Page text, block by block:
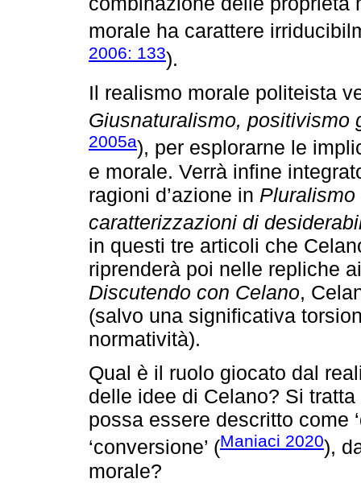
morale ha carattere
2006: 133).
Il realismo morale politeista
Giusnaturalismo, positivismo
2005a), per esplorarne le
e morale. Verrà infine
ragioni d’azione in
caratterizzazioni di
in questi tre articoli che
riprenderà poi nelle repliche
Discutendo con Celano,
(salvo una significativa
normatività).
Qual è il ruolo giocato dal
delle idee di Celano? Si
possa essere descritto come
‘conversione’ (Maniaci 2020),
morale?